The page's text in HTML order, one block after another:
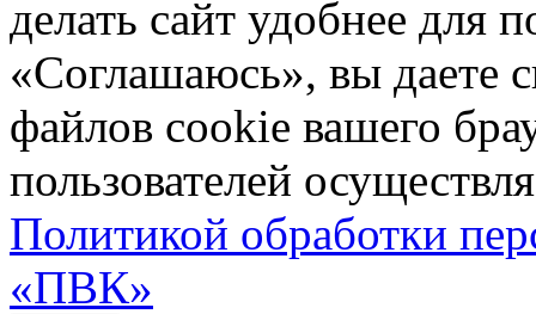
делать сайт удобнее для
«Соглашаюсь», вы даете
файлов cookie вашего
пользователей
Политикой обработки
«ПВК»